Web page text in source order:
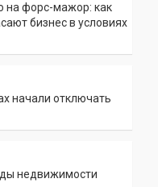
на форс-мажор: как
бизнес в условиях
начали отключать
недвижимости